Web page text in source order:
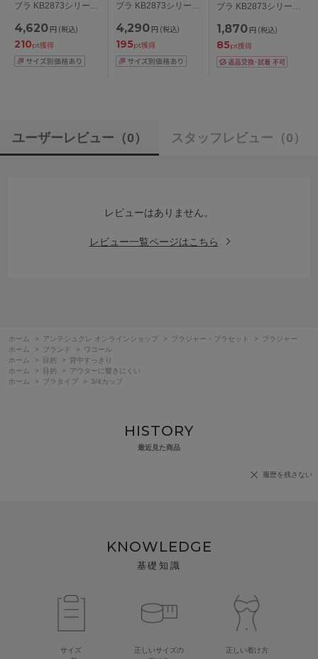
ブラ KB2873シリーズ
ジャー単品 CDEFカッ
プ アンダー
70/75/80/85cm
4,620 円 (税込)
210pt獲得
ブラ KB2873シリーズ
ABCDEFカップ アン
ダー
65/70/75/80/85cm
4,290 円 (税込)
195pt獲得
ブラ KB2873シリーズ
1,870 円 (税込)
85pt獲得
ユーザーレビュー （0） スタッフレビュー （0）
レビューはありません。
レビュー一覧ページはこちら
ホーム > アンテシュクレ オンラインショップ > ブラジャー・ブラセット >
ブラジャー
ホーム
> ブランド >
ワコール
ホーム
> 目的 >
背中すっきり
ホーム
> 目的 >
アウターに響きにくい
ホーム
> ブラタイプ > 3/4カップ
HISTORY
最近見た商品
履歴を残さない
KNOWLEDGE
基礎知識
サイズ
正しいサイズの
正しい着け方